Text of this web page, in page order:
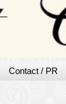
Contact / PR